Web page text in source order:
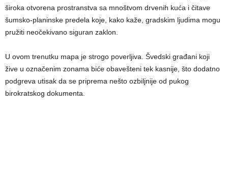
široka otvorena prostranstva sa mnoštvom drvenih kuća i čitave
šumsko-planinske predela koje, kako kaže, gradskim ljudima mogu
pružiti neočekivano siguran zaklon.
U ovom trenutku mapa je strogo poverljiva. Švedski građani koji
žive u označenim zonama biće obavešteni tek kasnije, što dodatno
podgreva utisak da se priprema nešto ozbiljnije od pukog
birokratskog dokumenta.